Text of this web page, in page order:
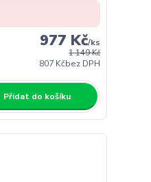
1 149 Kč
977 Kč/ks
807 Kčbez DPH
Přidat do košíku